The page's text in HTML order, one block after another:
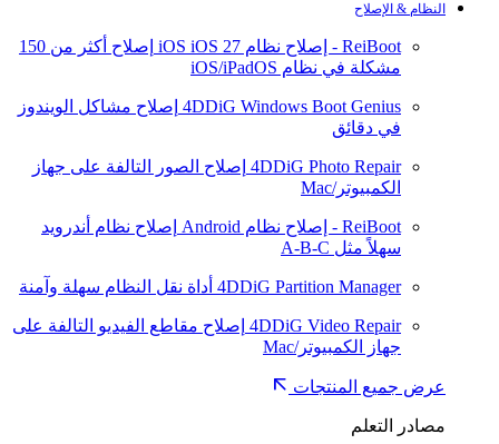
النظام & الإصلاح
ReiBoot - إصلاح نظام iOS iOS 27
إصلاح أكثر من 150
مشكلة في نظام iOS/iPadOS
4DDiG Windows Boot Genius إصلاح مشاكل الويندوز
في دقائق
4DDiG Photo Repair إصلاح الصور التالفة على جهاز
الكمبيوتر/Mac
ReiBoot - إصلاح نظام Android
إصلاح نظام أندرويد
سهلاً مثل A-B-C
4DDiG Partition Manager أداة نقل النظام سهلة وآمنة
4DDiG Video Repair إصلاح مقاطع الفيديو التالفة على
جهاز الكمبيوتر/Mac
عرض جميع المنتجات
مصادر التعلم